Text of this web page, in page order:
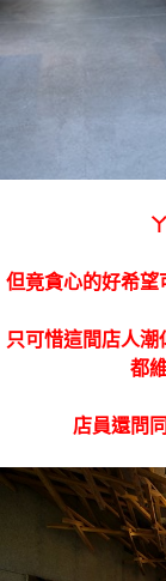
但竟貪心的好希望
只可惜這間店人
都
店員還問